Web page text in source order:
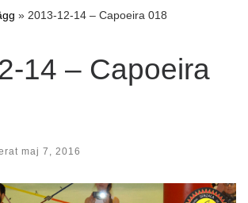
» 2013-12-14 – Capoeira 018
14 – Capoeira
maj 7, 2016